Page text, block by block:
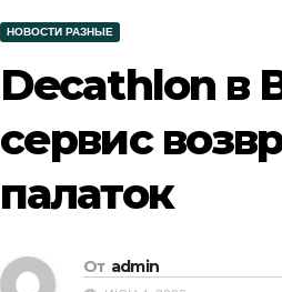
НОВОСТИ РАЗНЫЕ
Decathlon в
сервис
палаток
От admin